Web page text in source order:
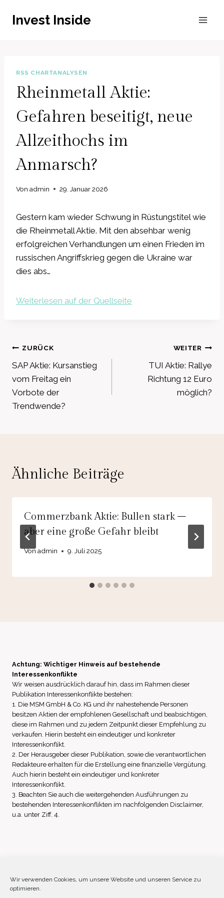
Wir verwenden Cookies, um unsere Website und unseren Service zu
optimieren.
InhaltInvest Inside
RSS CHARTANALYSEN
Rheinmetall Aktie:
Gefahren beseitigt, neue
Allzeithochs im
Anmarsch?
Von admin 29. Januar 2026
Gestern kam wieder Schwung in Rüstungstitel wie
die Rheinmetall Aktie. Mit den absehbar wenig
erfolgreichen Verhandlungen um einen Frieden im
russischen Angriffskrieg gegen die Ukraine war
dies abs…
Weiterlesen auf der Quellseite
Beitragsnavigation
ZURÜCK
SAP Aktie: Kursanstieg
vom Freitag ein
Vorbote der
Trendwende?
WEITER
TUI Aktie: Rallye
Richtung 12 Euro
möglich?
Ähnliche Beiträge
Commerzbank Aktie: Bullen stark –
aber eine große Gefahr bleibt
Vonadmin 9. Juli 2025
Achtung: Wichtiger Hinweis auf bestehende
Interessenkonflikte
Wir weisen ausdrücklich darauf hin, dass im Rahmen dieser
Publikation Interessenkonflikte bestehen:
1. Die MSM GmbH & Co. KG und ihr nahestehende Personen
besitzen Aktien der empfohlenen Gesellschaft und beabsichtigen,
diese im Rahmen und zu jedem Zeitpunkt dieser Empfehlung zu
verkaufen. Hierin besteht ein eindeutiger und konkreter
Interessenkonflikt.
2. Der Herausgeber dieser Publikation, sowie die verantwortlichen
Redakteure erhalten für die Erstellung eine finanzielle Vergütung.
Auch hierin besteht ein eindeutiger und konkreter
Interessenkonflikt.
3. Beachten Sie auch die weitergehenden Ausführungen zu
bestehenden Interessenkonflikten im nachfolgenden Disclaimer,
u.a. unter Ziff. 4.
Impressum Datenschutz
Disclaimer